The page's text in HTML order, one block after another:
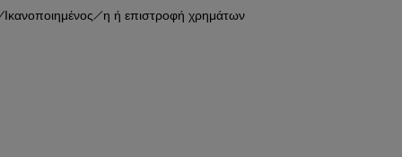
Ικανοποιημένος/η ή επιστροφή χρημάτων